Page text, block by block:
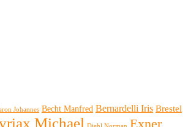
Johannes Becht Manfred Bernardelli Iris Brestel
Michael Exner